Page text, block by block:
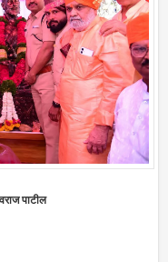
पाटील